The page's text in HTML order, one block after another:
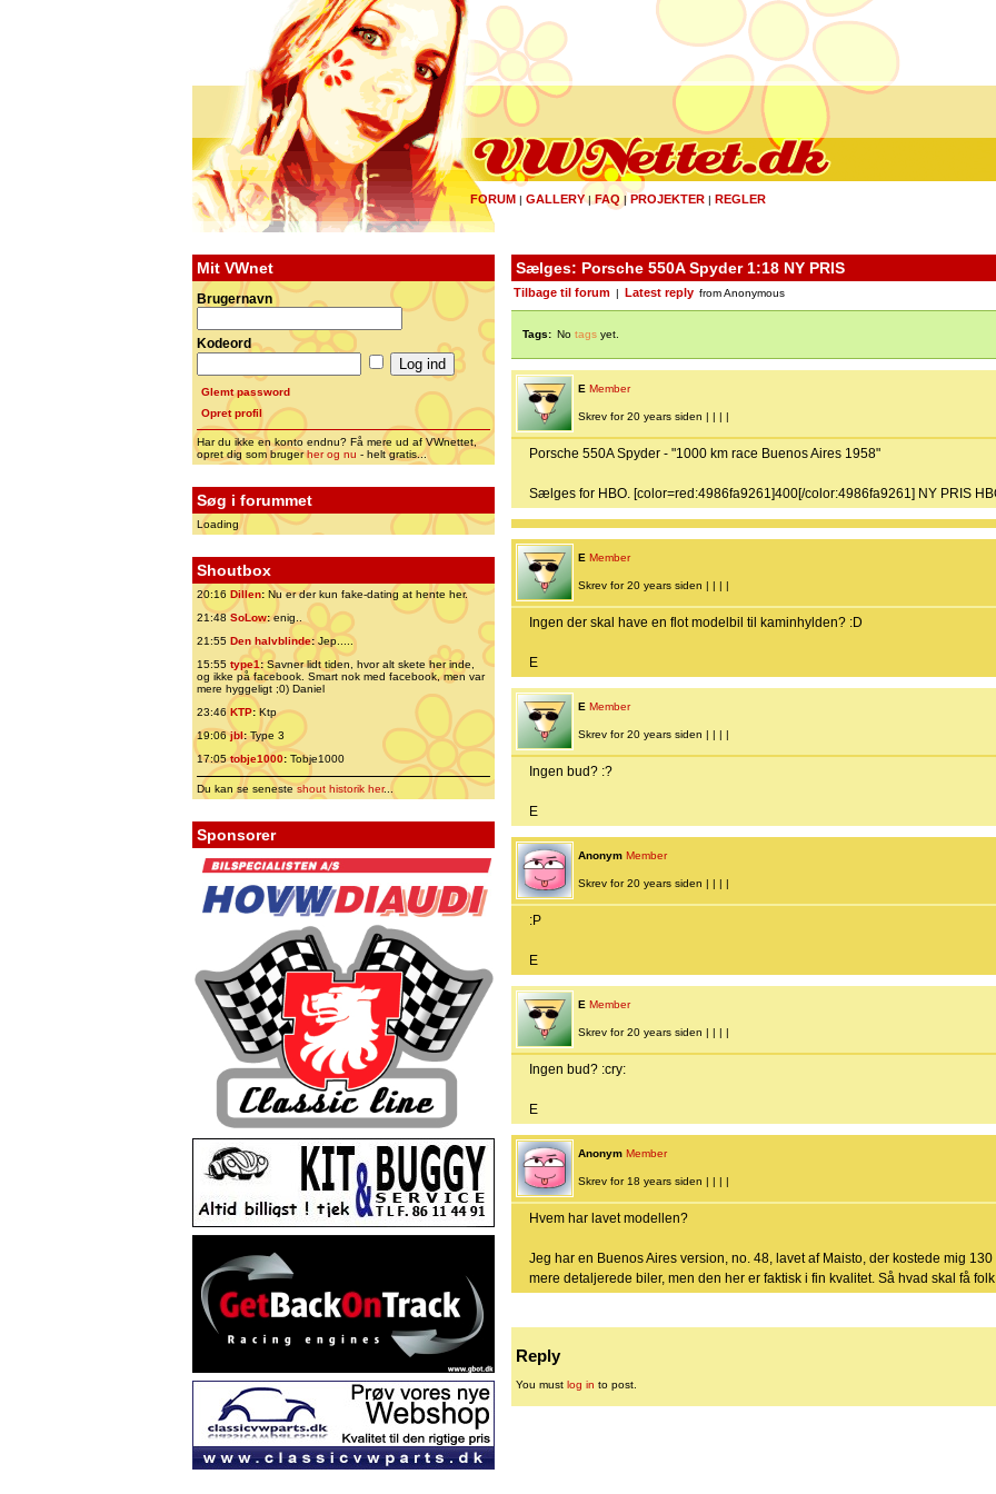
FORUM | GALLERY|FAQ | PROJEKTER | REGLER
Mit VWnet
Brugernavn
Kodeord
Glemt password
Opret profil
Har du ikke en konto endnu? Få mere ud af VWnettet,
opret dig som brugerher og nu - helt gratis...
Søg i forummet
Loading
Shoutbox
20:16 Dillen: Nu er der kun fake-dating at hente her.
21:48 SoLow:enig..
21:55 Den halvblinde:Jep.....
15:55 type1:Savner lidt tiden, hvor alt skete her inde,
og ikke på facebook. Smart nok med facebook, men var
mere hyggeligt ;0) Daniel
23:46 KTP:Ktp
19:06jbl:Type 3
17:05tobje1000: Tobje1000
Du kan se senesteshout historik her...
Sponsorer
Sælges: Porsche 550A Spyder 1:18 NY PRIS
Tilbage til forum Latest reply from Anonymous
Tags: No tags yet.
E Member
Skrev for 20 years siden | | | |
Porsche 550A Spyder - "1000 km race Buenos Aires 1958"
Sælges for HBO. [color=red:4986fa9261]400[/color:4986fa9261] NY PRIS
E Member
Skrev for 20 years siden | | | |
Ingen der skal have en flot modelbil til kaminhylden? :D
E
E Member
Skrev for 20 years siden | | | |
Ingen bud? :?
E
Anonym Member
Skrev for 20 years siden | | | |
:P
E
E Member
Skrev for 20 years siden | | | |
Ingen bud? :cry:
E
Anonym Member
Skrev for 18 years siden | | | |
Hvem har lavet modellen?
Jeg har en Buenos Aires version, no. 48, lavet af Maisto, der kostede mig
mere detaljerede biler, men den her er faktisk i fin kvalitet. Så hvad skal få
Reply
You must log in to post.